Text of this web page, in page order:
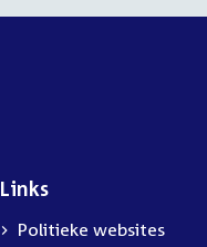
Links
Politieke websites